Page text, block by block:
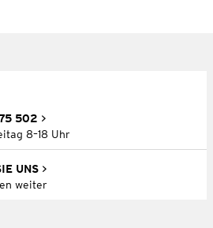
502
8–18 Uhr
UNS
weiter